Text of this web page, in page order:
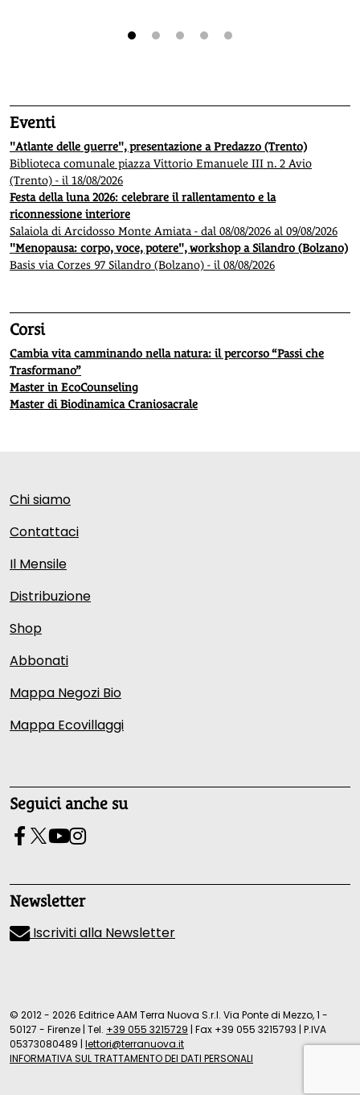
Eventi
"Atlante delle guerre", presentazione a Predazzo (Trento)
Biblioteca comunale piazza Vittorio Emanuele III n. 2 Avio
(Trento) - il 18/08/2026
Festa della luna 2026: celebrare il rallentamento e la
riconnessione interiore
Salaiola di Arcidosso Monte Amiata - dal 08/08/2026 al 09/08/2026
"Menopausa: corpo, voce, potere", workshop a Silandro (Bolzano)
Basis via Corzes 97 Silandro (Bolzano) - il 08/08/2026
Corsi
Cambia vita camminando nella natura: il percorso “Passi che
Trasformano”
Master in EcoCounseling
Master di Biodinamica Craniosacrale
Chi siamo
Contattaci
Il Mensile
Distribuzione
Shop
Abbonati
Mappa Negozi Bio
Mappa Ecovillaggi
Seguici anche su
Newsletter
Iscriviti alla Newsletter
© 2012 - 2026 Editrice AAM Terra Nuova S.r.l. Via Ponte di Mezzo, 1 -
50127 - Firenze | Tel. +39 055 3215729 | Fax +39 055 3215793 | P.IVA
05373080489 | lettori@terranuova.it
INFORMATIVA SUL TRATTAMENTO DEI DATI PERSONALI